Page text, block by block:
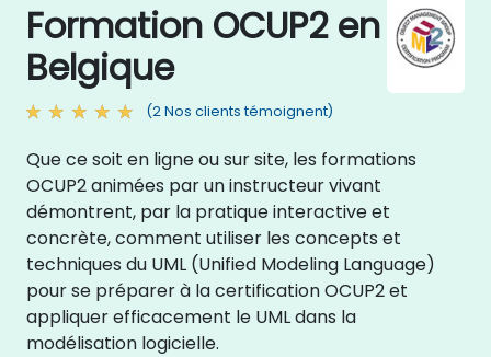
Formation OCUP2 en
Belgique
(2 Nos clients témoignent)
Que ce soit en ligne ou sur site, les formations
OCUP2 animées par un instructeur vivant
démontrent, par la pratique interactive et
concrète, comment utiliser les concepts et
techniques du UML (Unified Modeling Language)
pour se préparer à la certification OCUP2 et
appliquer efficacement le UML dans la
modélisation logicielle.